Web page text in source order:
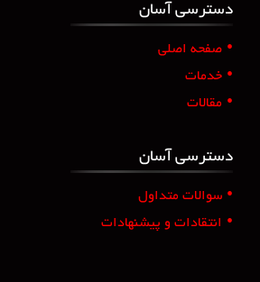
دسترسی آسان
• صفحه اصلی
• خدمات
• مقالات
دسترسی آسان
• سوالات متداول
• انتقادات و پیشنهادات